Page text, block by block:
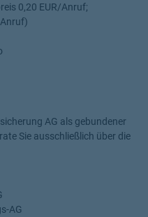
0,20 EUR/Anruf;
AG als gebundener
Sie ausschließlich über die
AG